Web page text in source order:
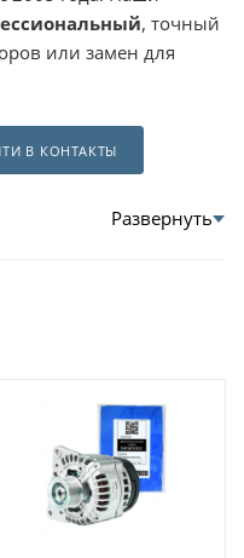
, точный
или замен для
В КОНТАКТЫ